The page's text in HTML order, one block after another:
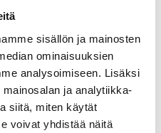
sisällön ja mainosten
ominaisuuksien
analysoimiseen. Lisäksi
ja analytiikka-
siitä, miten käytät
voivat yhdistää näitä